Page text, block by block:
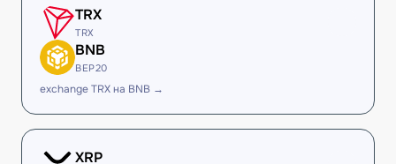
TRX
TRX
BNB
BEP20
exchange TRX на BNB →
XRP